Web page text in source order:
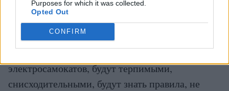
Purposes for which it was collected.
Opted Out
CONFIRM
Да, особенно полагаться на то, что и другие
участники движения будут знающими,
обученными пешеходами и опытными
водителями мопедов, велосипедов,
электросамокатов, будут терпимыми,
снисходительными, будут знать правила, не